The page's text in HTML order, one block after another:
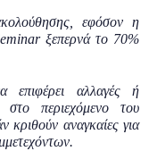
εφόσον η
ξεπερνά το 70%
επιφέρει αλλαγές ή
περιεχόμενο του
κριθούν αναγκαίες για